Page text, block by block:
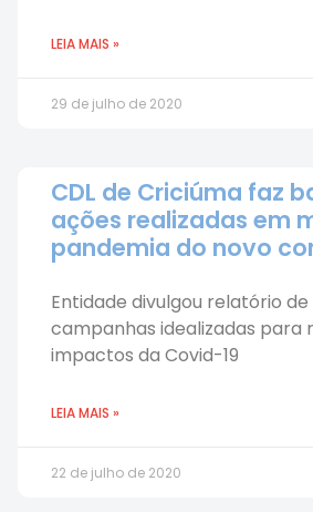
LEIA MAIS »
29 de julho de 2020
CDL de Criciúma faz
ações realizadas em
pandemia do novo
Entidade divulgou relatório
campanhas idealizadas para
impactos da Covid-19
LEIA MAIS »
22 de julho de 2020